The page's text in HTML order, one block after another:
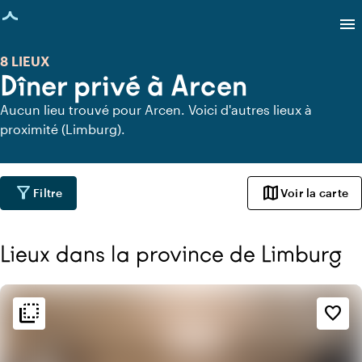
chargée
menu
Dîner privé à Arcen
8 LIEUX
Aucun lieu trouvé pour Arcen. Voici d'autres lieux à
proximité (Limburg).
filter_alt Filtre mapVoir la carte
Lieux dans la province de Limburg
flip_to_back favorite_border
flip_to_back Ambiance
info
Classique
info